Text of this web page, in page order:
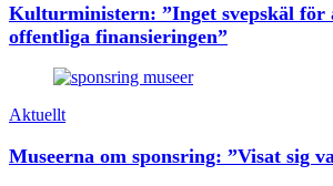
Kulturministern: ”Inget svepskäl för
offentliga finansieringen”
Aktuellt
Museerna om sponsring: ”Visat sig